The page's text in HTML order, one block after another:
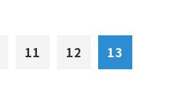
11 12 13